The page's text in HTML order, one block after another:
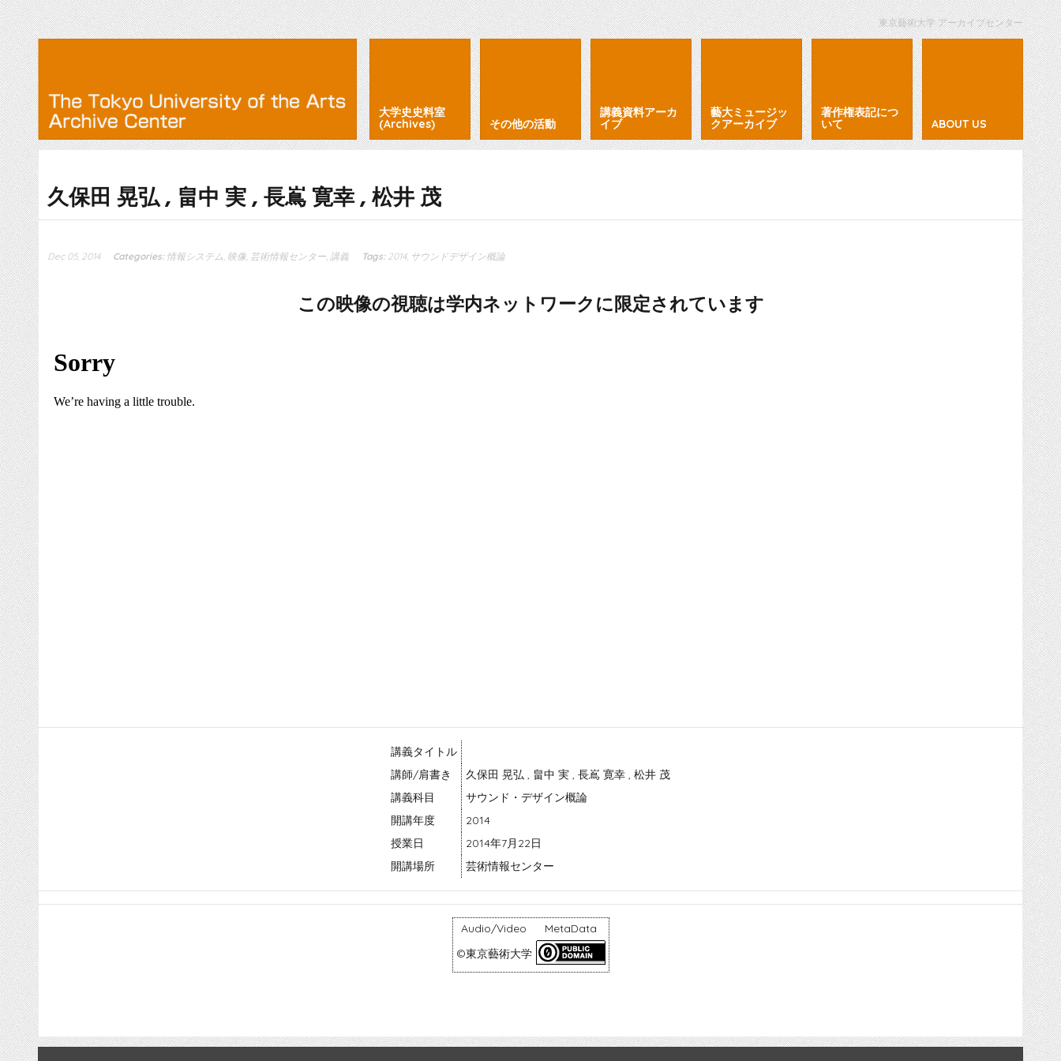
東京藝術大学 アーカイブセンター
大学史史料室
(Archives)
その他の活動
講義資料アーカ
イブ
藝大ミュージッ
クアーカイブ
著作権表記につ
いて
ABOUT US
久保田 晃弘 , 畠中 実 , 長嶌 寛幸 , 松井 茂
Dec 05, 2014 Categories: 情報システム, 映像, 芸術情報センター, 講義 Tags: 2014, サウンドデザイン概論
この映像の視聴は学内ネットワークに限定されています
講義タイトル
講師/肩書き
久保田 晃弘 , 畠中 実 , 長嶌 寛幸 , 松井 茂
講義科目
サウンド・デザイン概論
開講年度
2014
授業日
2014年7月22日
開講場所
芸術情報センター
Audio/Video
MetaData
©東京藝術大学